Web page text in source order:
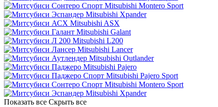
Mitsubishi Montero Sport
Mitsubishi Xpander
Mitsubishi ASX
Mitsubishi Galant
Mitsubishi L200
Mitsubishi Lancer
Mitsubishi Outlander
Mitsubishi Pajero
Mitsubishi Pajero Sport
Mitsubishi Montero Sport
Mitsubishi Xpander
Показать все Скрыть все